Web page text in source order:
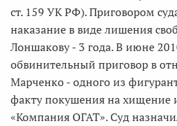
ст. 159 УК РФ). Приговором
наказание в виде лишения
Лоншакову - 3 года. В июне
обвинительный приговор в
Марченко - одного из
факту покушения на
«Компания ОГАТ». Суд